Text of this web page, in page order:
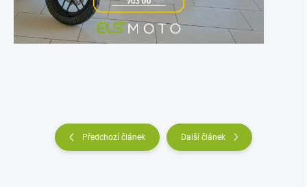
Předchozí článek Další článek